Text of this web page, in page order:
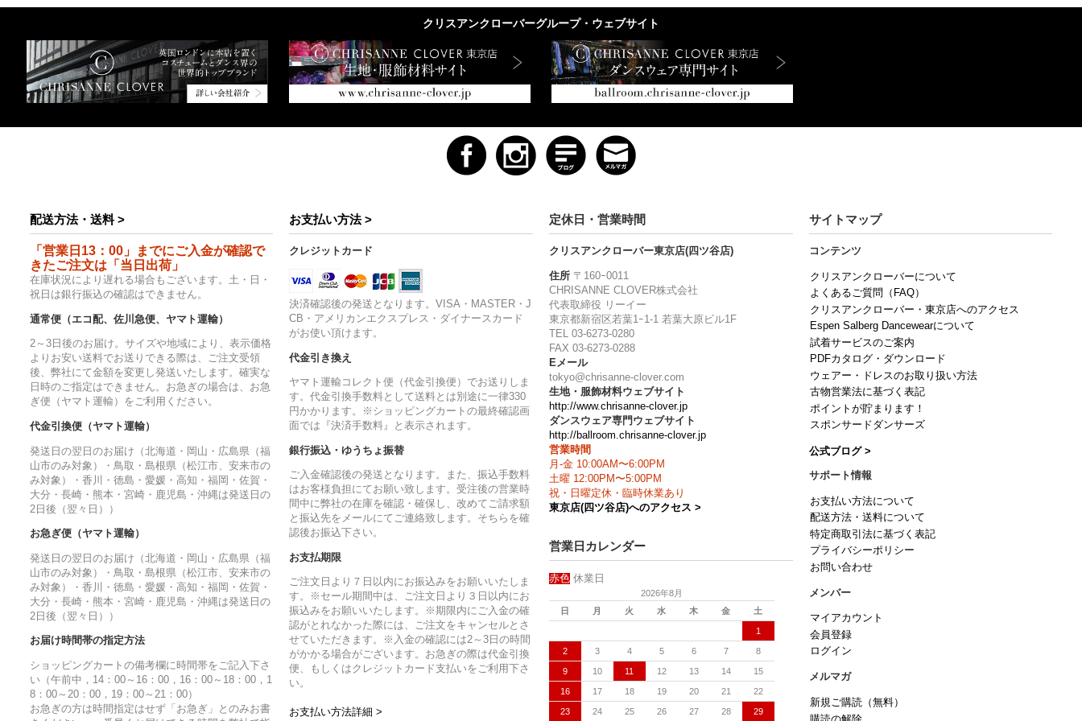
クリスアンクローバーグループ・ウェブサイト
配送方法・送料 >
「営業日13：00」までにご入金が確認で
きたご注文は「当日出荷」
在庫状況により遅れる場合もございます。土・日・
祝日は銀行振込の確認はできません。
通常便（エコ配、佐川急便、ヤマト運輸）
2～3日後のお届け。サイズや地域により、表示価格
よりお安い送料でお送りできる際は、ご注文受領
後、弊社にて金額を変更し発送いたします。確実な
日時のご指定はできません。お急ぎの場合は、お急
ぎ便（ヤマト運輸）をご利用ください。
代金引換便（ヤマト運輸）
発送日の翌日のお届け（北海道・岡山・広島県（福
山市のみ対象）・鳥取・島根県（松江市、安来市の
み対象）・香川・徳島・愛媛・高知・福岡・佐賀・
大分・長崎・熊本・宮崎・鹿児島・沖縄は発送日の
2日後（翌々日））
お急ぎ便（ヤマト運輸）
発送日の翌日のお届け（北海道・岡山・広島県（福
山市のみ対象）・鳥取・島根県（松江市、安来市の
み対象）・香川・徳島・愛媛・高知・福岡・佐賀・
大分・長崎・熊本・宮崎・鹿児島・沖縄は発送日の
2日後（翌々日））
お届け時間帯の指定方法
ショッピングカートの備考欄に時間帯をご記入下さ
い（午前中，14：00～16：00，16：00～18：00，1
8：00～20：00，19：00～21：00）
お急ぎの方は時間指定はせず「お急ぎ」とのみお書
お支払い方法 >
クレジットカード
決済確認後の発送となります。VISA・MASTER・J
CB・アメリカンエクスプレス・ダイナースカード
がお使い頂けます。
代金引き換え
ヤマト運輸コレクト便（代金引換便）でお送りしま
す。代金引換手数料として送料とは別途に一律330
円かかります。※ショッピングカートの最終確認画
面では『決済手数料』と表示されます。
銀行振込・ゆうちょ振替
ご入金確認後の発送となります。また、振込手数料
はお客様負担にてお願い致します。受注後の営業時
間中に弊社の在庫を確認・確保し、改めてご請求額
と振込先をメールにてご連絡致します。そちらを確
認後お振込下さい。
お支払期限
ご注文日より７日以内にお振込みをお願いいたしま
す。※セール期間中は、ご注文日より３日以内にお
振込みをお願いいたします。※期限内にご入金の確
認がとれなかった際には、ご注文をキャンセルとさ
せていただきます。※入金の確認には2～3日の時間
がかかる場合がございます。お急ぎの際は代金引換
便、もしくはクレジットカード支払いをご利用下さ
い。
お支払い方法詳細 >
定休日・営業時間
クリスアンクローバー東京店(四ツ谷店)
住所〒160ｰ0011
CHRISANNE CLOVER株式会社
代表取締役 リーイー
東京都新宿区若葉1ｰ1-1 若葉大原ビル1F
TEL 03-6273-0280
FAX 03-6273-0288
Eメール
tokyo@chrisanne-clover.com
生地・服飾材料ウェブサイト
http://www.chrisanne-clover.jp
ダンスウェア専門ウェブサイト
http://ballroom.chrisanne-clover.jp
営業時間
月-金 10:00AM〜6:00PM
土曜 12:00PM〜5:00PM
祝・日曜定休・臨時休業あり
東京店(四ツ谷店)へのアクセス >
営業日カレンダー
赤色休業日
2026年8月
日
月 火 水 木 金 土
1
2 3 4 5 6 7 8
9 10 11 12 13 14 15
16 17 18 19 20 21 22
23 24 25 26 27 28 29
サイトマップ
コンテンツ
クリスアンクローバーについて
よくあるご質問（FAQ）
クリスアンクローバー・東京店へのアクセス
Espen Salberg Dancewearについて
試着サービスのご案内
PDFカタログ・ダウンロード
ウェアー・ドレスのお取り扱い方法
古物営業法に基づく表記
ポイントが貯まります！
スポンサードダンサーズ
公式ブログ >
サポート情報
お支払い方法について
配送方法・送料について
特定商取引法に基づく表記
プライバシーポリシー
お問い合わせ
メンバー
マイアカウント
会員登録
ログイン
メルマガ
新規ご購読（無料）